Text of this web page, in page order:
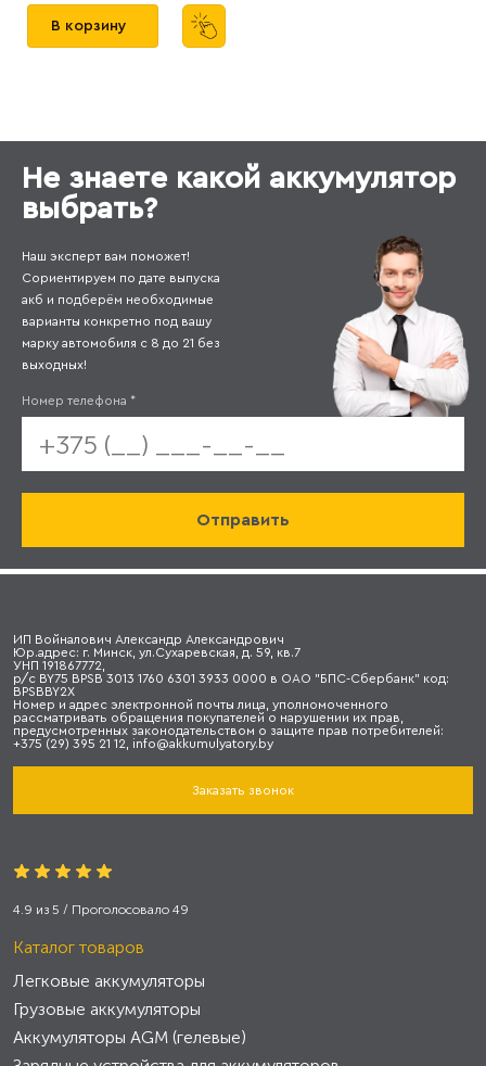
В корзину
Не знаете какой аккумулятор
выбрать?
Наш эксперт вам поможет!
Сориентируем по дате выпуска
акб и подберём необходимые
варианты конкретно под вашу
марку автомобиля с 8 до 21 без
выходных!
Номер телефона *
ИП Войналович Александр Александрович
Юр.адрес: г. Минск, ул.Сухаревская, д. 59, кв.7
УНП 191867772,
р/с BY75 BPSB 3013 1760 6301 3933 0000 в ОАО "БПС-Сбербанк" код:
BPSBBY2X
Номер и адрес электронной почты лица, уполномоченного
рассматривать обращения покупателей о нарушении их прав,
предусмотренных законодательством о защите прав потребителей:
+375 (29) 395 21 12, info@akkumulyatory.by
Заказать звонок
4.9 из 5 / Проголосовало 49
Каталог товаров
Легковые аккумуляторы
Грузовые аккумуляторы
Аккумуляторы AGM (гелевые)